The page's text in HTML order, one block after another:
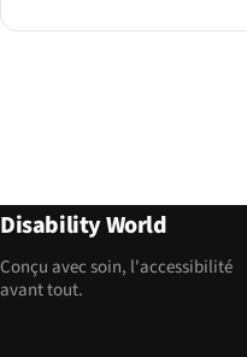
Disability World
Conçu avec soin, l'accessibilité
avant tout.